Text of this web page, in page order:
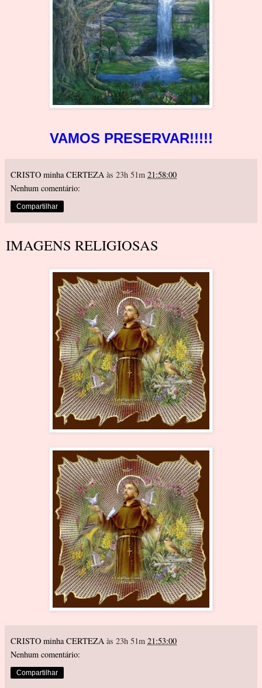
VAMOS PRESERVAR!!!!!
CRISTO minha CERTEZA às 23h 51m 21:58:00
Nenhum comentário:
Compartilhar
IMAGENS RELIGIOSAS
CRISTO minha CERTEZA às 23h 51m 21:53:00
Nenhum comentário:
Compartilhar